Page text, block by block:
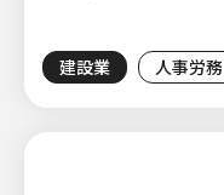
建設業 人事労務